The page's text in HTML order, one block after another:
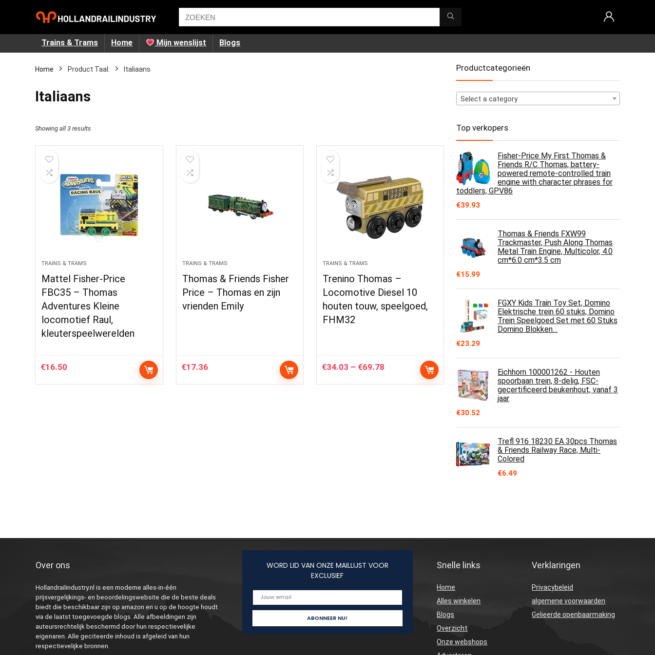
Trains & Trams Home Mijn wenslijst Blogs
Home Product Taal: ‎Italiaans
‎Italiaans
Showing all 3 results
TRAINS & TRAMS
Mattel Fisher-Price
FBC35 – Thomas
Adventures Kleine
locomotief Raul,
kleuterspeelwerelden
€16.50
TRAINS & TRAMS
Thomas & Friends Fisher
Price – Thomas en zijn
vrienden Emily
€17.36
TRAINS & TRAMS
Trenino Thomas –
Locomotive Diesel 10
houten touw, speelgoed,
FHM32
€34.03 – €69.78
€34.03
Productcategorieën
Select a category
Top verkopers
Fisher-Price My First Thomas &
Friends R/C Thomas, battery-
powered remote-controlled train
engine with character phrases for
toddlers, GPV86
€39.93
Thomas & Friends FXW99
Trackmaster, Push Along Thomas
Metal Train Engine, Multicolor, 4.0
cm*6.0 cm*3.5 cm
€15.99
FGXY Kids Train Toy Set, Domino
Elektrische trein 60 stuks, Domino
Trein Speelgoed Set met 60 Stuks
Domino Blokken…
€23.29
Eichhorn 100001262 - Houten
spoorbaan trein, 8-delig, FSC-
gecertificeerd beukenhout, vanaf 3
jaar
€30.52
Trefl 916 18230 EA 30pcs Thomas
& Friends Railway Race, Multi-
Colored
€6.49
Over ons
Hollandrailindustry.nl is een moderne alles-in-één
prijsvergelijkings- en beoordelingswebsite die de beste deals
biedt die beschikbaar zijn op amazon en u op de hoogte houdt
via de laatst toegevoegde blogs. Alle afbeeldingen zijn
auteursrechtelijk beschermd door hun respectievelijke
eigenaren. Alle geciteerde inhoud is afgeleid van hun
respectievelijke bronnen.
WORD LID VAN ONZE MAILLIJST VOOR
EXCLUSIEF
Snelle links
Home
Alles winkelen
Blogs
Overzicht
Onze webshops
Verklaringen
Privacybeleid
algemene voorwaarden
Gelieerde openbaarmaking